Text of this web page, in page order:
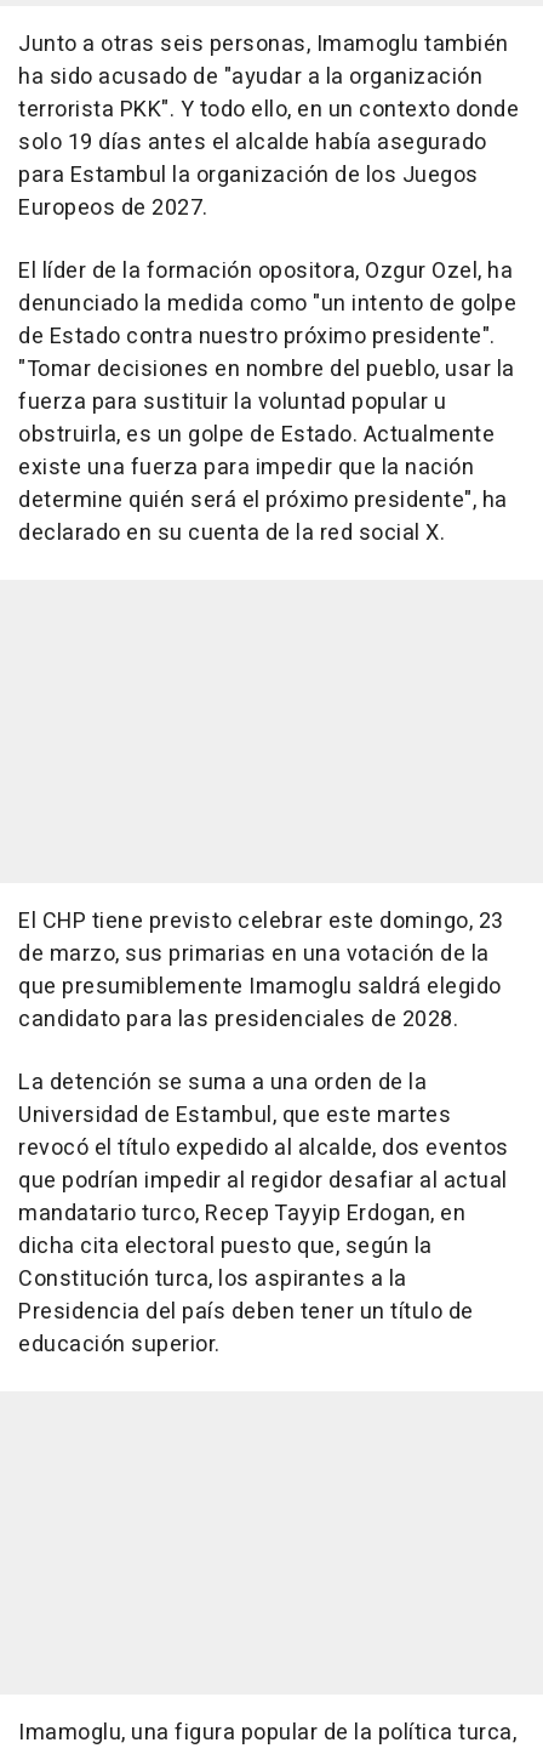
Junto a otras seis personas, Imamoglu también
ha sido acusado de "ayudar a la organización
terrorista PKK". Y todo ello, en un contexto donde
solo 19 días antes el alcalde había asegurado
para Estambul la organización de los Juegos
Europeos de 2027.
El líder de la formación opositora, Ozgur Ozel, ha
denunciado la medida como "un intento de golpe
de Estado contra nuestro próximo presidente".
"Tomar decisiones en nombre del pueblo, usar la
fuerza para sustituir la voluntad popular u
obstruirla, es un golpe de Estado. Actualmente
existe una fuerza para impedir que la nación
determine quién será el próximo presidente", ha
declarado en su cuenta de la red social X.
El CHP tiene previsto celebrar este domingo, 23
de marzo, sus primarias en una votación de la
que presumiblemente Imamoglu saldrá elegido
candidato para las presidenciales de 2028.
La detención se suma a una orden de la
Universidad de Estambul, que este martes
revocó el título expedido al alcalde, dos eventos
que podrían impedir al regidor desafiar al actual
mandatario turco, Recep Tayyip Erdogan, en
dicha cita electoral puesto que, según la
Constitución turca, los aspirantes a la
Presidencia del país deben tener un título de
educación superior.
Imamoglu, una figura popular de la política turca,